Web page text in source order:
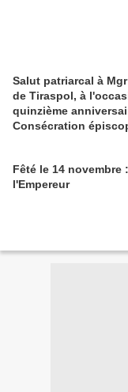
Salut patriarcal à
de Tiraspol, à
quinzième
Consécration
Fêté le 14 novembre
l'Empereur